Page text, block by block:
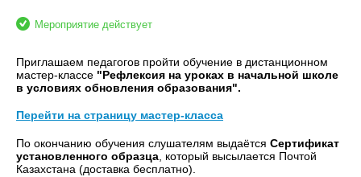
Мероприятие действует
Приглашаем педагогов пройти обучение в дистанционном
мастер-классе "Рефлексия на уроках в начальной школе
в условиях обновления образования".
Перейти на страницу мастер-класса
По окончанию обучения слушателям выдаётся Сертификат
установленного образца , который высылается Почтой
Казахстана (доставка бесплатно).